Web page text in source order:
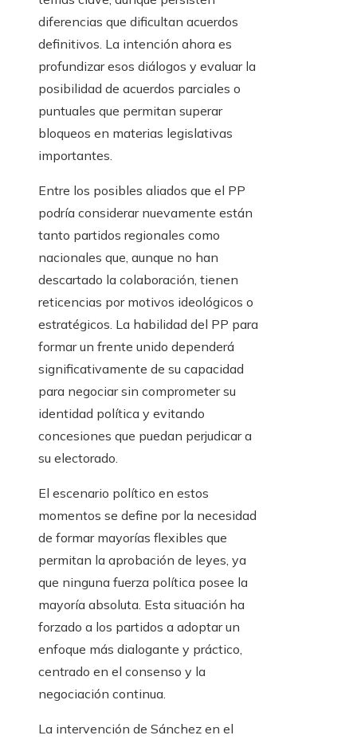
diferencias que dificultan acuerdos
definitivos. La intención ahora es
profundizar esos diálogos y evaluar la
posibilidad de acuerdos parciales o
puntuales que permitan superar
bloqueos en materias legislativas
importantes.
Entre los posibles aliados que el PP
podría considerar nuevamente están
tanto partidos regionales como
nacionales que, aunque no han
descartado la colaboración, tienen
reticencias por motivos ideológicos o
estratégicos. La habilidad del PP para
formar un frente unido dependerá
significativamente de su capacidad
para negociar sin comprometer su
identidad política y evitando
concesiones que puedan perjudicar a
su electorado.
El escenario político en estos
momentos se define por la necesidad
de formar mayorías flexibles que
permitan la aprobación de leyes, ya
que ninguna fuerza política posee la
mayoría absoluta. Esta situación ha
forzado a los partidos a adoptar un
enfoque más dialogante y práctico,
centrado en el consenso y la
negociación continua.
La intervención de Sánchez en el